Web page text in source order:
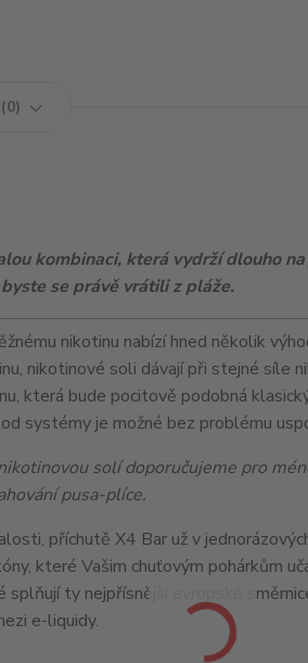
0
kombinaci, která vydrží dlouho na
se právě vrátili z pláže.
nikotinu nabízí hned několik
nikotinové soli dávají při stejné síle
která bude pocitově podobná
systémy je možné bez problému
solí doporučujeme pro
pusa-plíce.
příchutě X4 Bar už v
které Vašim chuťovým pohárkům
ty nejpřísnější evropské
e-liquidy.